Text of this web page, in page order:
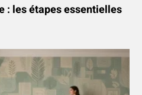
: les étapes essentielles